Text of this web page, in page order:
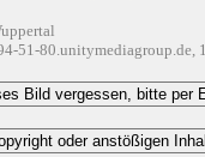
51-80.unitymediagroup.de,